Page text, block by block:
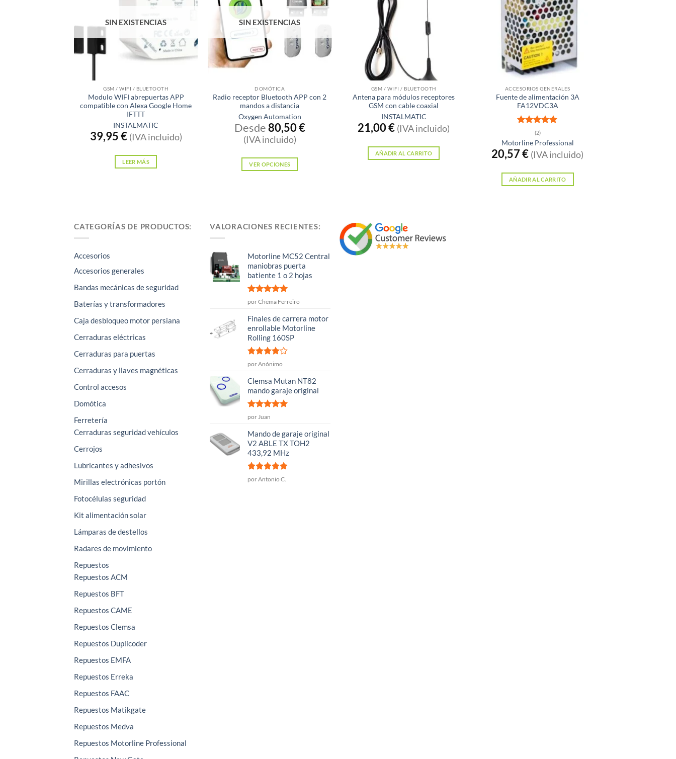
SIN EXISTENCIAS
GSM / WIFI / BLUETOOTH
Modulo WIFI abrepuertas APP
compatible con Alexa Google Home
IFTTT
INSTALMATIC
39,95€ (IVA incluido)
LEER MÁS
SIN EXISTENCIAS
DOMÓTICA
Radio receptor Bluetooth APP con 2
mandos a distancia
Oxygen Automation
Desde80,50€
(IVA incluido)
VER OPCIONES
variantes.
se
pueden
elegir
página
de
producto
GSM / WIFI / BLUETOOTH
Antena para módulos receptores
GSM con cable coaxial
INSTALMATIC
21,00€ (IVA incluido)
AÑADIR AL CARRITO
ACCESORIOS GENERALES
Fuente de alimentación 3A
FA12VDC3A
Valorado
con
5de 5
(2)
Motorline Professional
20,57€ (IVA incluido)
AÑADIR AL CARRITO
CATEGORÍAS DE PRODUCTOS:
Accesorios
Accesorios generales
Bandas mecánicas de seguridad
Baterías y transformadores
Caja desbloqueo motor persiana
Cerraduras eléctricas
Cerraduras para puertas
Cerraduras y llaves magnéticas
Control accesos
Domótica
Ferretería
Cerraduras seguridad vehículos
Cerrojos
Lubricantes y adhesivos
Mirillas electrónicas portón
Fotocélulas seguridad
Kit alimentación solar
Lámparas de destellos
Radares de movimiento
Repuestos
Repuestos ACM
Repuestos BFT
Repuestos CAME
Repuestos Clemsa
Repuestos Duplicoder
Repuestos EMFA
Repuestos Erreka
Repuestos FAAC
Repuestos Matikgate
Repuestos Medva
Repuestos Motorline Professional
VALORACIONES RECIENTES:
Motorline MC52 Central
maniobras puerta
batiente 1 o 2 hojas
Valorado
por Chema Ferreiro
Finales de carrera motor
enrollable Motorline
Rolling 160SP
Valorado
5
por Anónimo
Clemsa Mutan NT82
mando garaje original
Valorado
por Juan
Mando de garaje original
V2 ABLE TX TOH2
433,92 MHz
Valorado
por Antonio C.